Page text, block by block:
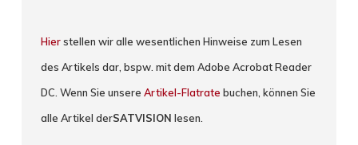
Hierstellen wir alle wesentlichen Hinweise zum Lesen
des Artikels dar, bspw. mit dem Adobe Acrobat Reader
DC. Wenn Sie unsereArtikel-Flatrate buchen, können Sie
alle Artikel derSATVISION lesen.